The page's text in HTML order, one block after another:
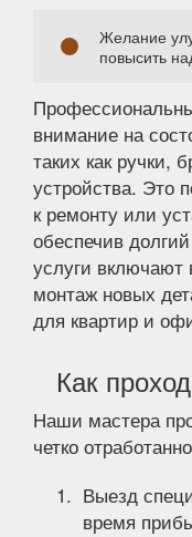
Желание
повысить
внимание на
таких как ручки,
устройства. Это
к ремонту или
обеспечив
услуги
монтаж новых
для квартир и
Как
Наши мастера
четко
Выезд
время